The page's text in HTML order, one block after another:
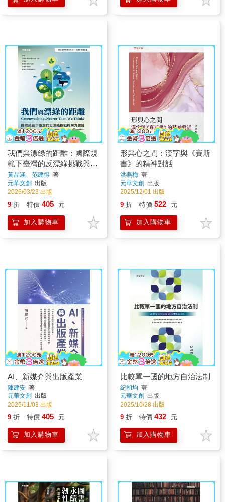
我們與漂綠的距離：國際規
範下臺灣的反漂綠挑戰與解
方建議
黃品涵、范建得 著
元華文創 出版
2026/03/23 出版
9 折 特價 405 元
加入購物車
形與心之間：漢字與《賽斯
書》的精神對話
洪燕梅 著
元華文創 出版
2025/12/01 出版
9 折 特價 522 元
加入購物車
AI、新媒介與出版產業
陳建安 著
元華文創 出版
2025/11/03 出版
9 折 特價 405 元
加入購物車
比較單一國的地方自治法制
紀和均 著
元華文創 出版
2025/10/28 出版
9 折 特價 432 元
加入購物車